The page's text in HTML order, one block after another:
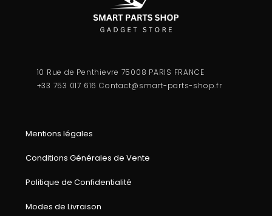
10 Rue de Penthievre 75008 PARIS FRANCE
+33 753 017 616 Contact@smart-parts-shop.fr
Mentions légales
Conditions Générales de Vente
Politique de Confidentialité
Modes de Livraison